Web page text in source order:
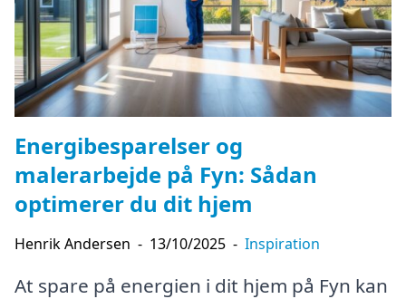
Energibesparelser og
malerarbejde på Fyn: Sådan
optimerer du dit hjem
Henrik Andersen - 13/10/2025 - Inspiration
At spare på energien i dit hjem på Fyn kan